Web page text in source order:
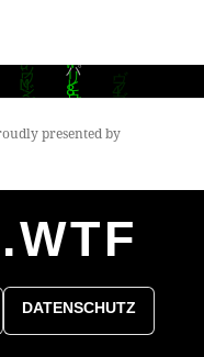
presented by
DATENSCHUTZ